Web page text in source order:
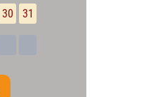
30 31